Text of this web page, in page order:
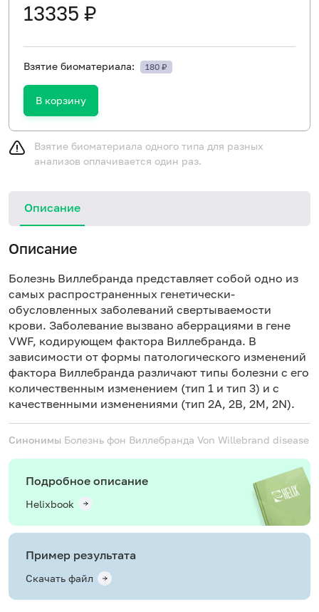
13335 ₽
Взятие биоматериала: 180 ₽
В корзину
Взятие биоматериала одного типа для разных
анализов оплачивается один раз.
Описание
Описание
Болезнь Виллебранда представляет собой одно из
самых распространенных генетически-
обусловленных заболеваний свертываемости
крови. Заболевание вызвано аберрациями в гене
VWF, кодирующем фактора Виллебранда. В
зависимости от формы патологического изменений
фактора Виллебранда различают типы болезни с его
количественным изменением (тип 1 и тип 3) и с
качественными изменениями (тип 2А, 2В, 2М, 2N).
Синонимы Болезнь фон Виллебранда Von Willebrand disease
Подробное описание
Helixbook
Пример результата
Скачать файл